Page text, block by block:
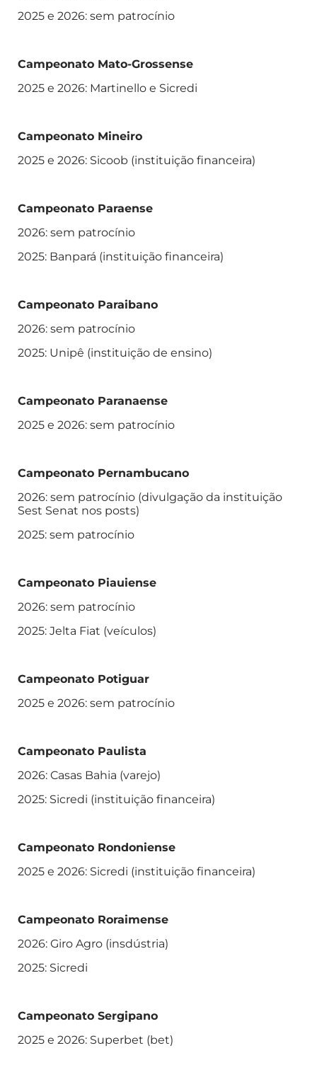
2025 e 2026: sem patrocínio
Campeonato Mato-Grossense
2025 e 2026: Martinello e Sicredi
Campeonato Mineiro
2025 e 2026: Sicoob (instituição financeira)
Campeonato Paraense
2026: sem patrocínio
2025: Banpará (instituição financeira)
Campeonato Paraibano
2026: sem patrocínio
2025: Unipê (instituição de ensino)
Campeonato Paranaense
2025 e 2026: sem patrocínio
Campeonato Pernambucano
2026: sem patrocínio (divulgação da instituição
Sest Senat nos posts)
2025: sem patrocínio
Campeonato Piauiense
2026: sem patrocínio
2025: Jelta Fiat (veículos)
Campeonato Potiguar
2025 e 2026: sem patrocínio
Campeonato Paulista
2026: Casas Bahia (varejo)
2025: Sicredi (instituição financeira)
Campeonato Rondoniense
2025 e 2026: Sicredi (instituição financeira)
Campeonato Roraimense
2026: Giro Agro (insdústria)
2025: Sicredi
Campeonato Sergipano
2025 e 2026: Superbet (bet)